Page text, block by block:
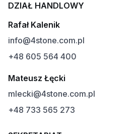
DZIAŁ HANDLOWY
Rafał Kalenik
info@4stone.com.pl
+48 605 564 400
Mateusz Łęcki
mlecki@4stone.com.pl
+48 733 565 273